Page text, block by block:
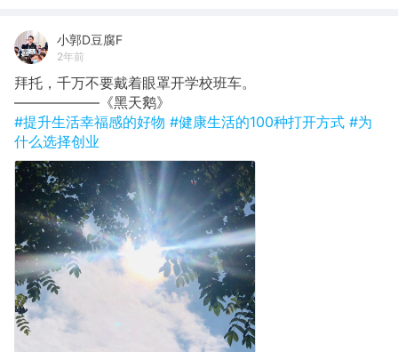
小郭D豆腐F
2年前
拜托，千万不要戴着眼罩开学校班车。
​——————《黑天鹅》
#提升生活幸福感的好物 #健康生活的100种打开方式 #为
什么选择创业